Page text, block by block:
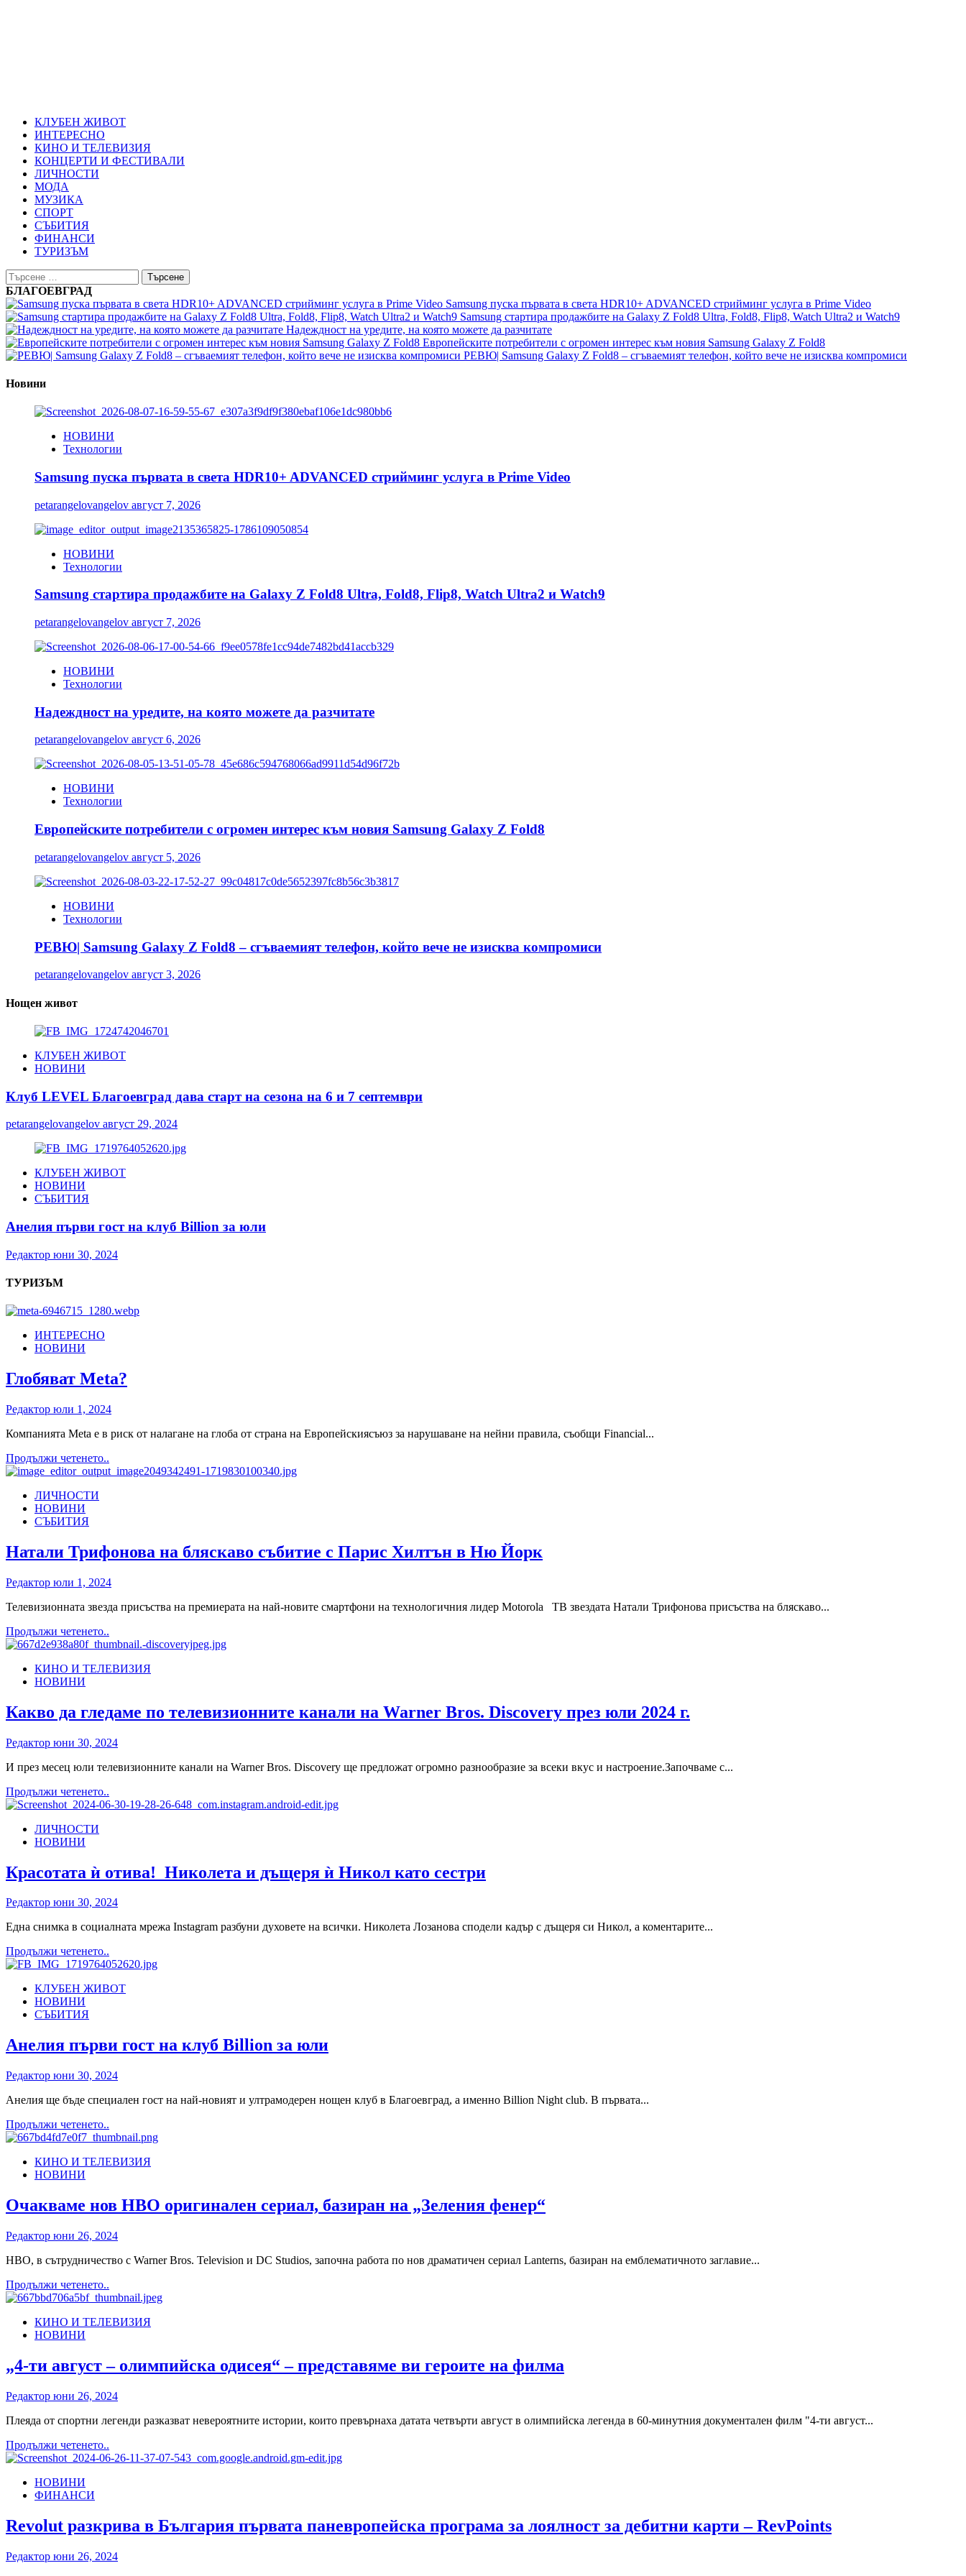
КЛУБЕН ЖИВОТ
ИНТЕРЕСНО
КИНО И ТЕЛЕВИЗИЯ
КОНЦЕРТИ И ФЕСТИВАЛИ
ЛИЧНОСТИ
МОДА
МУЗИКА
СПОРТ
СЪБИТИЯ
ФИНАНСИ
ТУРИЗЪМ
Търсене
за:
БЛАГОЕВГРАД
Samsung пуска първата в света HDR10+ ADVANCED стрийминг услуга в Prime Video
Samsung стартира продажбите на Galaxy Z Fold8 Ultra, Fold8, Flip8, Watch Ultra2 и Watch9
Надеждност на уредите, на която можете да разчитате
Европейските потребители с огромен интерес към новия Samsung Galaxy Z Fold8
РЕВЮ| Samsung Galaxy Z Fold8 – сгъваемият телефон, който вече не изисква компромиси
Новини
НОВИНИ
Технологии
Samsung пуска първата в света HDR10+ ADVANCED стрийминг услуга в Prime Video
petarangelovangelov август 7, 2026
НОВИНИ
Технологии
Samsung стартира продажбите на Galaxy Z Fold8 Ultra, Fold8, Flip8, Watch Ultra2 и Watch9
petarangelovangelov август 7, 2026
НОВИНИ
Технологии
Надеждност на уредите, на която можете да разчитате
petarangelovangelov август 6, 2026
НОВИНИ
Технологии
Европейските потребители с огромен интерес към новия Samsung Galaxy Z Fold8
petarangelovangelov август 5, 2026
НОВИНИ
Технологии
РЕВЮ| Samsung Galaxy Z Fold8 – сгъваемият телефон, който вече не изисква компромиси
petarangelovangelov август 3, 2026
Нощен живот
КЛУБЕН ЖИВОТ
НОВИНИ
Клуб LEVEL Благоевград дава старт на сезона на 6 и 7 септември
petarangelovangelov август 29, 2024
КЛУБЕН ЖИВОТ
НОВИНИ
СЪБИТИЯ
Анелия първи гост на клуб Billion за юли
Редактор юни 30, 2024
ТУРИЗЪМ
ИНТЕРЕСНО
НОВИНИ
Глобяват Meta?
Редактор юли 1, 2024
Компанията Meta е в риск от налагане на глоба от страна на Европейскиясъюз за нарушаване на нейни правила, съобщи Financial...
Продължи четенето..
more
ЛИЧНОСТИ
НОВИНИ
СЪБИТИЯ
Натали Трифонова на бляскаво събитие с Парис Хилтън в Ню Йорк
Редактор юли 1, 2024
Телевизионната звезда присъства на премиерата на най-новите смартфони на технологичния лидер Motorola ТВ звездата Натали Трифонова присъства на бляскаво...
Продължи четенето..
more
Натали
бляскаво
събитие
Парис
в
Йорк
КИНО И ТЕЛЕВИЗИЯ
НОВИНИ
Какво да гледаме по телевизионните канали на Warner Bros. Discovery през юли 2024 г.
Редактор юни 30, 2024
И през месец юли телевизионните канали на Warner Bros. Discovery ще предложат огромно разнообразие за всеки вкус и настроение.Започваме с...
Продължи четенето..
more
по
телевизионните
на
Bros.
през
юли
2024
г.
ЛИЧНОСТИ
НОВИНИ
Красотата ѝ отива! Николета и дъщеря ѝ Никол като сестри
Редактор юни 30, 2024
Една снимка в социалната мрежа Instagram разбуни духовете на всички. Николета Лозанова сподели кадър с дъщеря си Никол, а коментарите...
Продължи четенето..
more
Красотата
и
дъщеря
Никол
сестри
КЛУБЕН ЖИВОТ
НОВИНИ
СЪБИТИЯ
Анелия първи гост на клуб Billion за юли
Редактор юни 30, 2024
Анелия ще бъде специален гост на най-новият и ултрамодерен нощен клуб в Благоевград, а именно Billion Night club. В първата...
Продължи четенето..
more
Анелия
на
клуб
за
КИНО И ТЕЛЕВИЗИЯ
НОВИНИ
Очакваме нов HBO оригинален сериал, базиран на „Зеления фенер“
Редактор юни 26, 2024
HBO, в сътрудничество с Warner Bros. Television и DC Studios, започна работа по нов драматичен сериал Lanterns, базиран на емблематичното заглавие...
Продължи четенето..
more
Очакваме
оригинален
сериал,
на
фенер“
КИНО И ТЕЛЕВИЗИЯ
НОВИНИ
„4-ти август – олимпийска одисея“ – представяме ви героите на филма
Редактор юни 26, 2024
Плеяда от спортни легенди разказват невероятните истории, които превърнаха датата четвърти август в олимпийска легенда в 60-минутния документален филм "4-ти август...
Продължи четенето..
more
–
олимпийска
–
НОВИНИ
ФИНАНСИ
Revolut разкрива в България първата паневропейска програма за лоялност за дебитни карти – RevPoints
Редактор юни 26, 2024